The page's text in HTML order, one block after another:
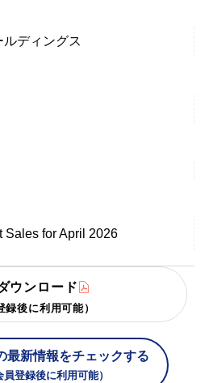
ディングス
Sales for April 2026
ウンロード
録後に利用可能）
最新情報をチェックする
員登録後に利用可能）